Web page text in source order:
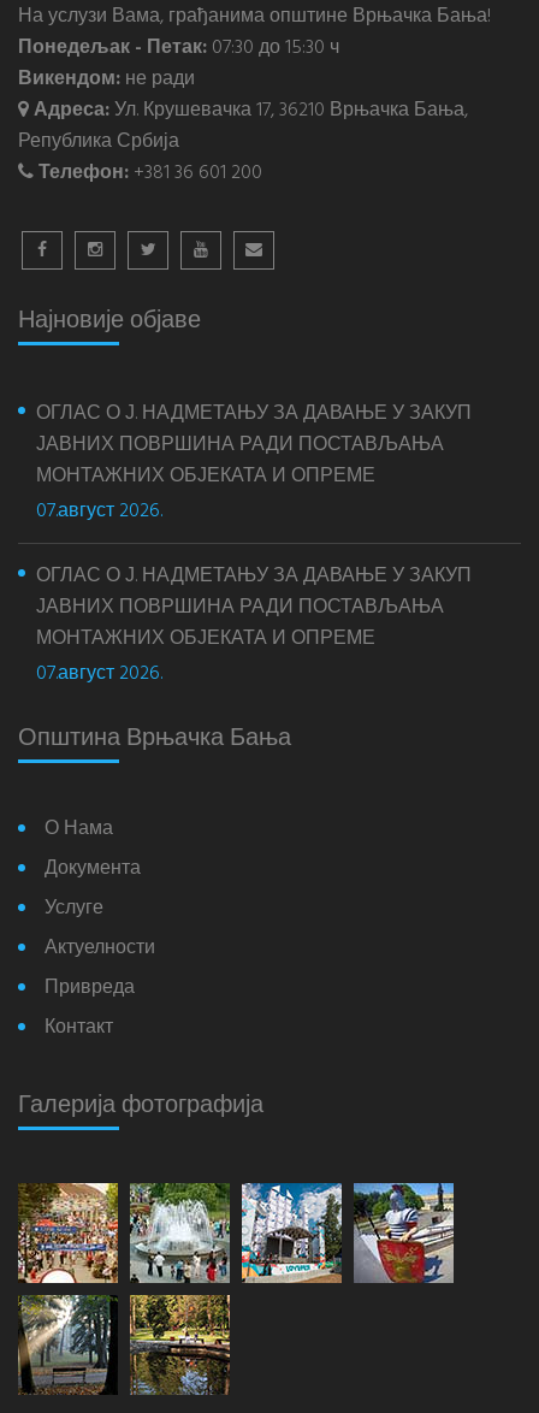
На услузи Вама, грађанима општине Врњачка Бања!
Понедељак - Петак:07:30 до 15:30 ч
Викендом:не ради
Адреса:Ул. Крушевачка 17, 36210 Врњачка Бања,
Република Србија
Телефон:+381 36 601 200
Најновије објаве
ОГЛАС О Ј. НАДМЕТАЊУ ЗА ДАВАЊЕ У ЗАКУП
ЈАВНИХ ПОВРШИНА РАДИ ПОСТАВЉАЊА
МОНТАЖНИХ ОБЈЕКАТА И ОПРЕМЕ
07.август 2026.
ОГЛАС О Ј. НАДМЕТАЊУ ЗА ДАВАЊЕ У ЗАКУП
ЈАВНИХ ПОВРШИНА РАДИ ПОСТАВЉАЊА
МОНТАЖНИХ ОБЈЕКАТА И ОПРЕМЕ
07.август 2026.
Општина Врњачка Бања
О Нама
Документа
Услуге
Актуелности
Привреда
Контакт
Галерија фотографија